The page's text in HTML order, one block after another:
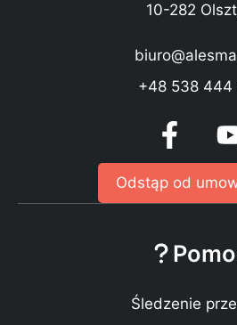
10-282
+48 538 444
Odstąp od
Śledzenie